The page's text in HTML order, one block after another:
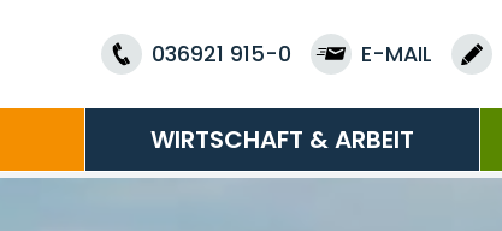
036921 915-0 E-MAIL
WIRTSCHAFT & ARBEIT